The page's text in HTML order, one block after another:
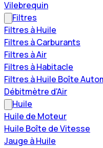
Vilebrequin
Filtres
Filtres à Huile
Filtres à Carburants
Filtres à Air
Filtres à Habitacle
Filtres à Huile Boîte
Débitmètre d'Air
Huile
Huile de Moteur
Huile Boîte de Vitesse
Jauge à Huile